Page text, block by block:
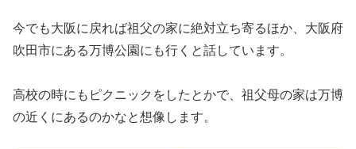
今でも大阪に戻れば祖父の家に絶対立ち寄るほか、大阪府
吹田市にある万博公園にも行くと話しています。
高校の時にもピクニックをしたとかで、祖父母の家は万博
の近くにあるのかなと想像します。